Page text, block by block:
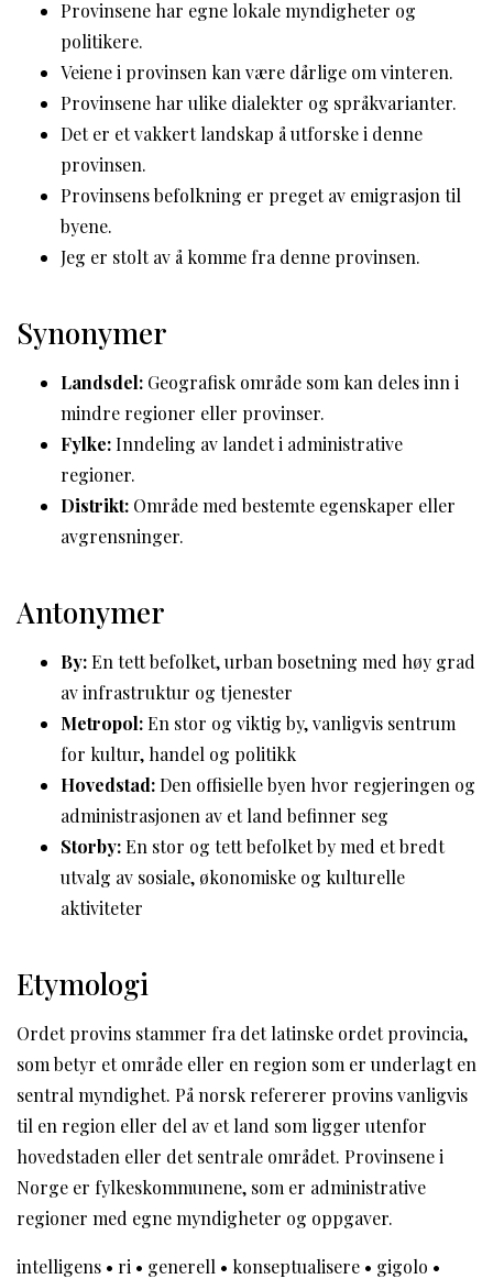
Provinsene har egne lokale myndigheter og
politikere.
Veiene i provinsen kan være dårlige om vinteren.
Provinsene har ulike dialekter og språkvarianter.
Det er et vakkert landskap å utforske i denne
provinsen.
Provinsens befolkning er preget av emigrasjon til
byene.
Jeg er stolt av å komme fra denne provinsen.
Synonymer
Landsdel: Geografisk område som kan deles inn i
mindre regioner eller provinser.
Fylke:Inndeling av landet i administrative
regioner.
Distrikt: Område med bestemte egenskaper eller
avgrensninger.
Antonymer
By:En tett befolket, urban bosetning med høy grad
av infrastruktur og tjenester
Metropol:En stor og viktig by, vanligvis sentrum
for kultur, handel og politikk
Hovedstad:Den offisielle byen hvor regjeringen og
administrasjonen av et land befinner seg
Storby:En stor og tett befolket by med et bredt
utvalg av sosiale, økonomiske og kulturelle
aktiviteter
Etymologi
Ordet provins stammer fra det latinske ordet provincia,
som betyr et område eller en region som er underlagt en
sentral myndighet. På norsk refererer provins vanligvis
til en region eller del av et land som ligger utenfor
hovedstaden eller det sentrale området. Provinsene i
Norge er fylkeskommunene, som er administrative
regioner med egne myndigheter og oppgaver.
intelligens • ri • generell • konseptualisere • gigolo •